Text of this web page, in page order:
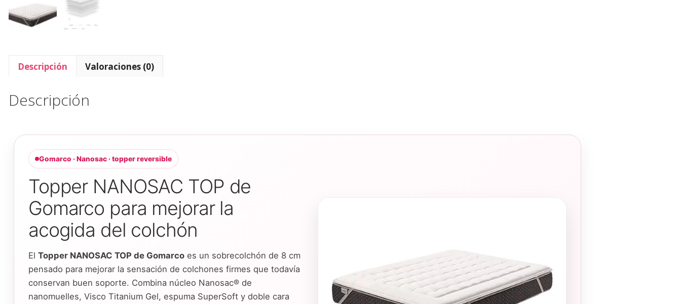
Descripción Valoraciones (0)
Descripción
Gomarco · Nanosac · topper reversible
Topper NANOSAC TOP de
Gomarco para mejorar la
acogida del colchón
El Topper NANOSAC TOP de Gomarco es un sobrecolchón de 8 cm
pensado para mejorar la sensación de colchones firmes que todavía
conservan buen soporte. Combina núcleo Nanosac® de
nanomuelles, Visco Titanium Gel, espuma SuperSoft y doble cara